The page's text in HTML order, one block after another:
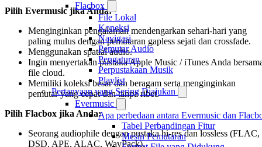
Flacbox
File Lokal
Koneksi
Navigasi
Pemutar Audio
Pengaturan
Perpustakaan Musik
Playlist
Pertanyaan yang Sering Diajukan
Evermusic
Apa perbedaan antara Evermusic dan
Tabel Perbandingan Fitur
Mesin Pemutaran
Pilih Evermusic jika Anda:
Menginginkan pengalaman mendengarkan sehari-hari yang
paling mulus dengan pemutaran gapless sejati dan crossfade.
Menggunakan spatial audio.
Ingin menyertakan pustaka Apple Music / iTunes Anda
file cloud.
Memiliki koleksi besar dan beragam serta menginginkan
pemutar yang cepat dan tanpa ribet.
Pilih Flacbox jika Anda:
Seorang audiophile dengan pustaka hi-res dan lossless (FLAC,
DSD, APE, ALAC, WavPack).